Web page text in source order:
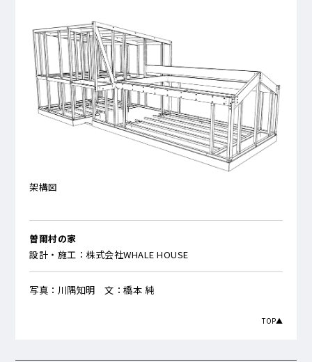
架構図
曽爾村の家
設計・施工：株式会社WHALE HOUSE
写真：川隅知明 文：橋本 純
TOP▲